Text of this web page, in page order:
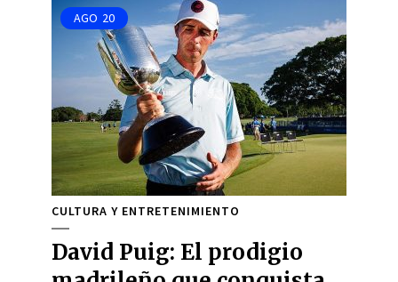
AGO 20
CULTURA Y ENTRETENIMIENTO
David Puig: El prodigio